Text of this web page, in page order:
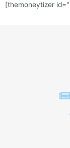
[themoneytizer